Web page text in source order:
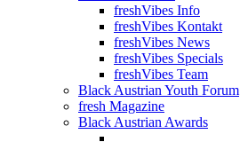
freshVibes Info
freshVibes Kontakt
freshVibes News
freshVibes Specials
freshVibes Team
Black Austrian Youth Forum
fresh Magazine
Black Austrian Awards